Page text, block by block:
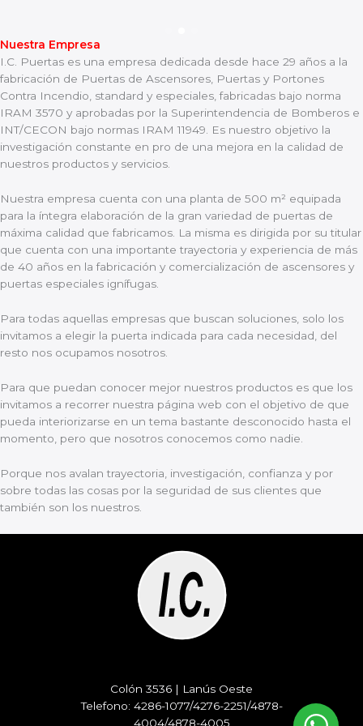
Nuestra Empresa
I.C. Puertas es una empresa dedicada desde hace 29 años a la
fabricación de Puertas de Ascensores, Puertas y Portones
Contra Incendio, standard y especiales, fabricadas bajo norma
IRAM 3570 y aprobadas por la Superintendencia de Bomberos e
INT/CECON bajo normas IRAM 11949. Es nuestro objetivo la
investigación constante en pro de una mejora en la calidad de
nuestros productos y servicios.
Nuestra empresa cuenta con una planta de 500 m² equipada
para la íntegra elaboración de la gran variedad de puertas de
máxima calidad que fabricamos. La misma es dirigida por su titular
que cuenta con una importante trayectoria y experiencia de más
de 40 años en la fabricación y comercialización de ascensores y
puertas especiales ignífugas.
Para todas aquellas empresas que buscan soluciones, solo los
invitamos a elegir la puerta indicada para cada necesidad, del
resto nos ocupamos nosotros.
Para que puedan conocer mejor nuestros productos es que los
invitamos a recorrer nuestra página web con el objetivo de que
pueda interiorizarse en un tema bastante desconocido hasta el
momento, pero que nosotros conocemos como nadie.
Porque nos avalan trayectoria, investigación, confianza y por
sobre todas las cosas por la seguridad de sus clientes que
también son los nuestros.
Colón 3536 | Lanús Oeste
Telefono: 4286-1077/4276-2251/4878-
4004/4878-4005